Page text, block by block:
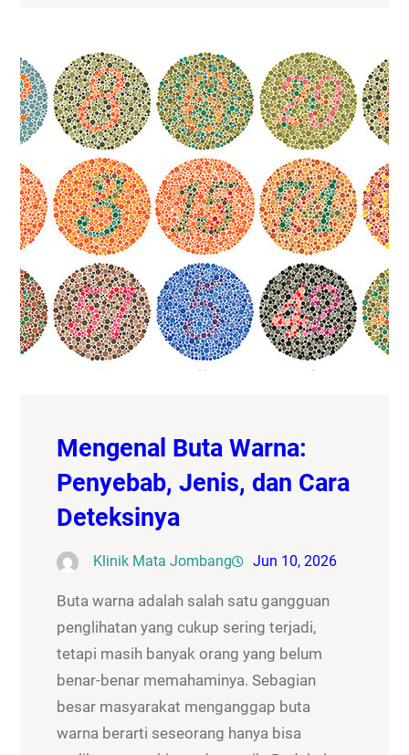
Mengenal Buta Warna:
Penyebab, Jenis, dan Cara
Deteksinya
Klinik Mata Jombang Jun 10, 2026
Buta warna adalah salah satu gangguan
penglihatan yang cukup sering terjadi,
tetapi masih banyak orang yang belum
benar-benar memahaminya. Sebagian
besar masyarakat menganggap buta
warna berarti seseorang hanya bisa